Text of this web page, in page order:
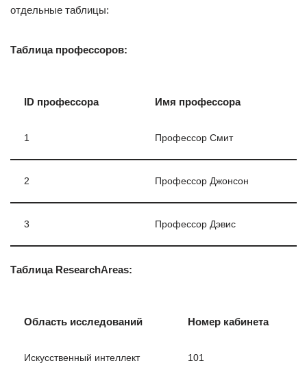
отдельные таблицы:
Таблица профессоров:
ID профессора Имя профессора
1 Профессор Смит
2 Профессор Джонсон
3 Профессор Дэвис
Таблица ResearchAreas:
Область исследований Номер кабинета
Искусственный интеллект 101